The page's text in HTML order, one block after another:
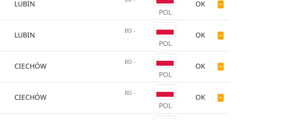
LUBIN
POL
OK
LUBIN BD -
POL
OK
CIECHÓW BD -
POL
OK
CIECHÓW BD -
POL
OK